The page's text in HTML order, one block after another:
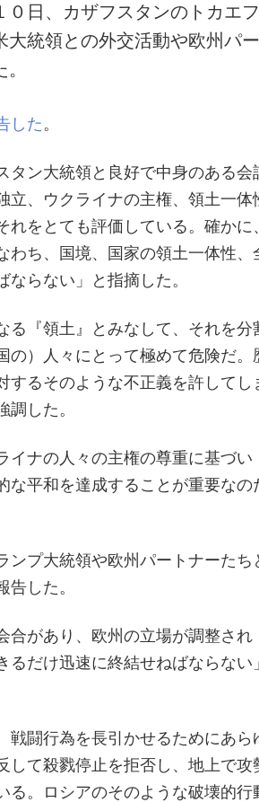
０日、カザフスタンのトカエフ
大統領との外交活動や欧州パー
した 。
タン大統領と良好で中身のある会
立、ウクライナの主権、領土一体
れをとても評価している。確かに
わち、国境、国家の領土一体性、
らない」と指摘した。
る『領土』とみなして、それを分
の）人々にとって極めて危険だ。
するそのような不正義を許してし
した。
イナの人々の主権の尊重に基づい
な平和を達成することが重要なの
ンプ大統領や欧州パートナーたち
した。
合があり、欧州の立場が調整され
るだけ迅速に終結せねばならない
戦闘行為を長引かせるためにあら
して殺戮停止を拒否し、地上で攻
る。ロシアのそのような破壊的行